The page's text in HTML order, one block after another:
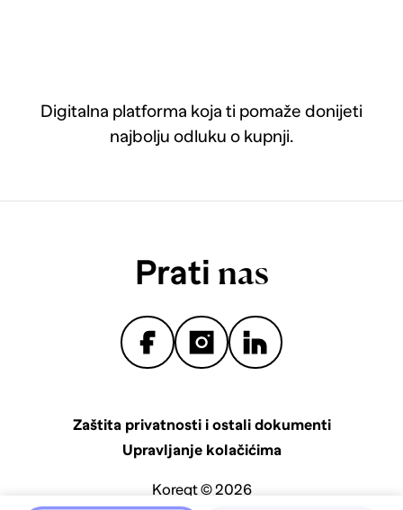
Digitalna platforma koja ti pomaže donijeti
najbolju odluku o kupnji.
Prati nas
Zaštita privatnosti i ostali dokumenti
Upravljanje kolačićima
Koreqt © 2026